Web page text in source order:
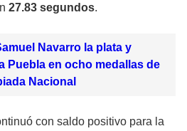
27.83 segundos.
Navarro la plata y
Puebla en ocho medallas de
Nacional
con saldo positivo para la